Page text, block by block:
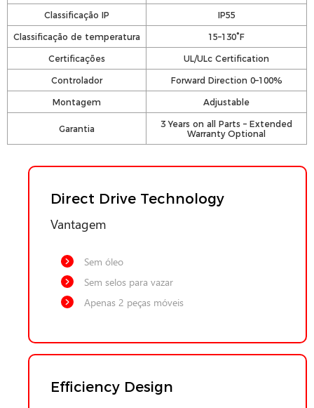
Classificação IP
IP55
Classificação de temperatura
15–130°F
Certificações
UL/ULc Certification
Controlador
Forward Direction 0–100%
Montagem
Adjustable
Garantia
3 Years on all Parts – Extended
Warranty Optional
Direct Drive Technology
Vantagem
Sem óleo
Sem selos para vazar
Apenas 2 peças móveis
Efficiency Design